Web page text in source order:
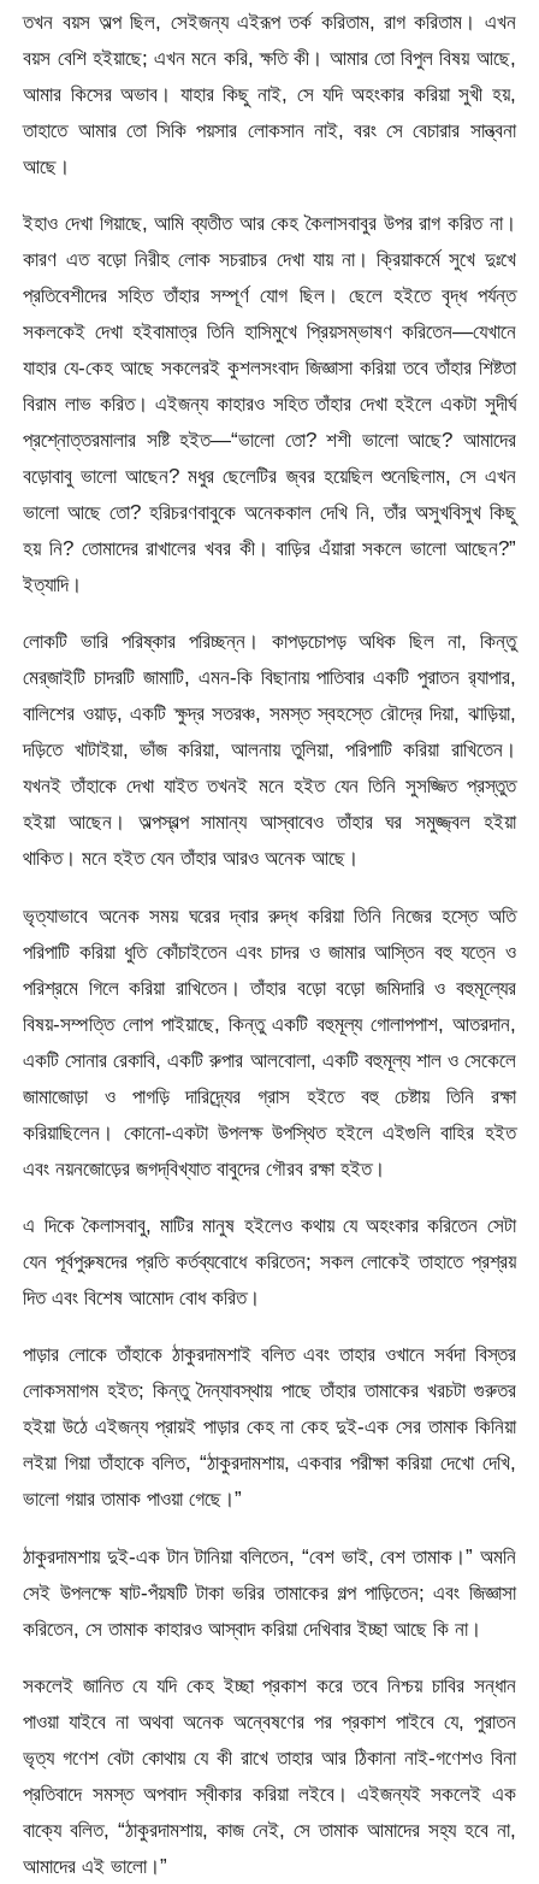
তখন বয়স অল্প ছিল, সেইজন্য এইরূপ তর্ক করিতাম, রাগ করিতাম। এখন
বয়স বেশি হইয়াছে; এখন মনে করি, ক্ষতি কী। আমার তাে বিপুল বিষয় আছে,
আমার কিসের অভাব। যাহার কিছু নাই, সে যদি অহংকার করিয়া সুখী হয়,
তাহাতে আমার তাে সিকি পয়সার লােকসান নাই, বরং সে বেচারার সান্ত্বনা
আছে।
ইহাও দেখা গিয়াছে, আমি ব্যতীত আর কেহ কৈলাসবাবুর উপর রাগ করিত না।
কারণ এত বড়াে নিরীহ লােক সচরাচর দেখা যায় না। ক্রিয়াকর্মে সুখে দুঃখে
প্রতিবেশীদের সহিত তাঁহার সম্পূর্ণ যােগ ছিল। ছেলে হইতে বৃদ্ধ পর্যন্ত
সকলকেই দেখা হইবামাত্র তিনি হাসিমুখে প্রিয়সম্ভাষণ করিতেন—যেখানে
যাহার যে-কেহ আছে সকলেরই কুশলসংবাদ জিজ্ঞাসা করিয়া তবে তাঁহার শিষ্টতা
বিরাম লাভ করিত। এইজন্য কাহারও সহিত তাঁহার দেখা হইলে একটা সুদীর্ঘ
প্রশ্নোত্তরমালার সষ্টি হইত—“ভালো তাে? শশী ভালাে আছে? আমাদের
বড়ােবাবু ভালাে আছেন? মধুর ছেলেটির জ্বর হয়েছিল শুনেছিলাম, সে এখন
ভালাে আছে তাে? হরিচরণবাবুকে অনেককাল দেখি নি, তাঁর অসুখবিসুখ কিছু
হয় নি? তােমাদের রাখালের খবর কী। বাড়ির এঁয়ারা সকলে ভালাে আছেন?”
ইত্যাদি।
লােকটি ভারি পরিষ্কার পরিচ্ছন্ন। কাপড়চোপড় অধিক ছিল না, কিন্তু
মের্‌জাইটি চাদরটি জামাটি, এমন-কি বিছানায় পাতিবার একটি পুরাতন র‍্যাপার,
বালিশের ওয়াড়, একটি ক্ষুদ্র সতরঞ্চ, সমস্ত স্বহস্তে রৌদ্রে দিয়া, ঝাড়িয়া,
দড়িতে খাটাইয়া, ভাঁজ করিয়া, আলনায় তুলিয়া, পরিপাটি করিয়া রাখিতেন।
যখনই তাঁহাকে দেখা যাইত তখনই মনে হইত যেন তিনি সুসজ্জিত প্রস্তুত
হইয়া আছেন। অল্পস্বল্প সামান্য আস্‌বাবেও তাঁহার ঘর সমুজ্জ্বল হইয়া
থাকিত। মনে হইত যেন তাঁহার আরও অনেক আছে।
ভৃত্যাভাবে অনেক সময় ঘরের দ্বার রুদ্ধ করিয়া তিনি নিজের হস্তে অতি
পরিপাটি করিয়া ধুতি কোঁচাইতেন এবং চাদর ও জামার আস্তিন বহু যত্নে ও
পরিশ্রমে গিলে করিয়া রাখিতেন। তাঁহার বড়াে বড়ো জমিদারি ও বহুমূল্যের
বিষয়-সম্পত্তি লােপ পাইয়াছে, কিন্তু একটি বহুমূল্য গােলাপপাশ, আতরদান,
একটি সােনার রেকাবি, একটি রুপার আলবােলা, একটি বহুমূল্য শাল ও সেকেলে
জামাজোড়া ও পাগড়ি দারিদ্র্যের গ্রাস হইতে বহু চেষ্টায় তিনি রক্ষা
করিয়াছিলেন। কোনাে-একটা উপলক্ষ উপস্থিত হইলে এইগুলি বাহির হইত
এবং নয়নজোড়ের জগদ্‌বিখ্যাত বাবুদের গৌরব রক্ষা হইত।
এ দিকে কৈলাসবাবু, মাটির মানুষ হইলেও কথায় যে অহংকার করিতেন সেটা
যেন পূর্বপুরুষদের প্রতি কর্তব্যবােধে করিতেন; সকল লােকেই তাহাতে প্রশ্রয়
দিতএবং বিশেষ আমােদ বােধ করিত।
পাড়ার লােকে তাঁহাকে ঠাকুরদামশাই বলিত এবং তাহার ওখানে সর্বদা বিস্তর
লােকসমাগম হইত; কিন্তু দৈন্যাবস্থায় পাছে তাঁহার তামাকের খরচটা গুরুতর
হইয়া উঠে এইজন্য প্রায়ই পাড়ার কেহ না কেহ দুই-এক সের তামাক কিনিয়া
লইয়া গিয়া তাঁহাকে বলিত, “ঠাকুরদামশায়, একবার পরীক্ষা করিয়া দেখাে দেখি,
ভালো গয়ার তামাক পাওয়া গেছে।”
ঠাকুরদামশায় দুই-এক টান টানিয়া বলিতেন, “বেশ ভাই, বেশ তামাক।” অমনি
সেই উপলক্ষে ষাট-পঁয়ষটি টাকা ভরির তামাকের গল্প পাড়িতেন; এবং জিজ্ঞাসা
করিতেন, সে তামাক কাহারও আস্বাদ করিয়া দেখিবার ইচ্ছা আছে কি না।
সকলেই জানিত যে যদি কেহ ইচ্ছা প্রকাশ করে তবে নিশ্চয় চাবির সন্ধান
পাওয়া যাইবে না অথবা অনেক অন্বেষণের পর প্রকাশ পাইবে যে, পুরাতন
ভৃত্য গণেশ বেটা কোথায় যে কী রাখে তাহার আর ঠিকানা নাই-গণেশও বিনা
প্রতিবাদে সমস্ত অপবাদ স্বীকার করিয়া লইবে। এইজন্যই সকলেই এক
বাক্যে বলিত, “ঠাকুরদামশায়, কাজ নেই, সে তামাক আমাদের সহ্য হবে না,
আমাদের এই ভালাে।”